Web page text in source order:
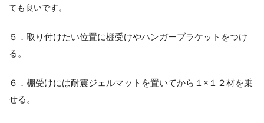
ても良いです。
５．取り付けたい位置に棚受けやハンガーブラケットをつけ
る。
６．棚受けには耐震ジェルマットを置いてから１×１２材を乗
せる。